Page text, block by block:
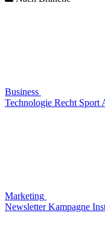
Business
Technologie Recht Sport
Marketing
Newsletter Kampagne